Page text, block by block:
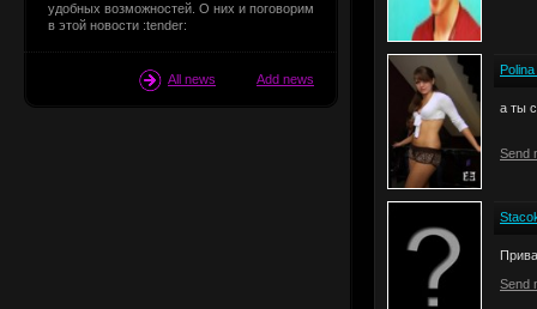
удобных возможностей. О них и поговорим
в этой новости :tender:
Add news
All news
а ты
Send
Send